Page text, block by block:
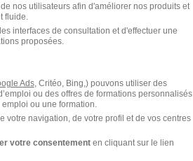
nos utilisateurs afin d'améliorer nos produits et
fluide.
interfaces de consultation et d'effectuer une
proposées.
Ads, Critéo, Bing,) pouvons utiliser des
ou des offres de formations personnalisés
ou une formation.
votre navigation, de votre profil et de vos centres
votre consentementen cliquant sur le lien